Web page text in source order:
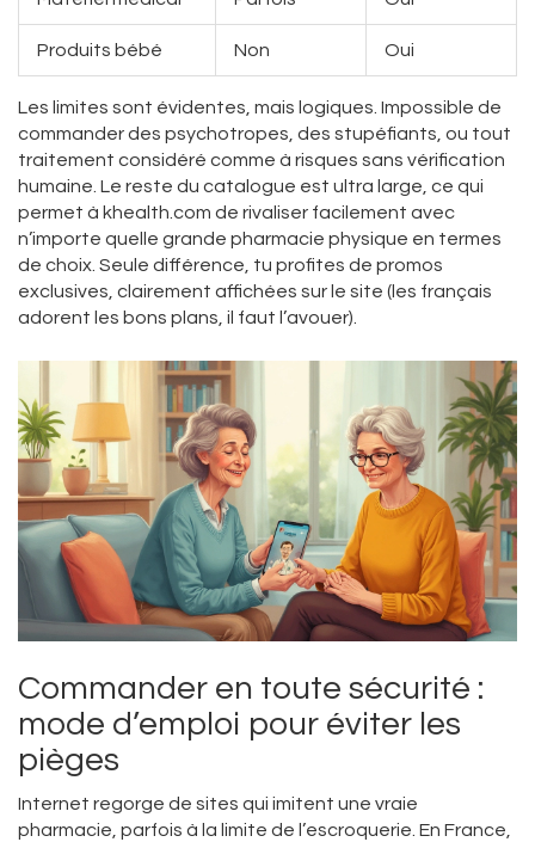
Produits bébé Non Oui
Les limites sont évidentes, mais logiques. Impossible de
commander des psychotropes, des stupéfiants, ou tout
traitement considéré comme à risques sans vérification
humaine. Le reste du catalogue est ultra large, ce qui
permet à khealth.com de rivaliser facilement avec
n’importe quelle grande pharmacie physique en termes
de choix. Seule différence, tu profites de promos
exclusives, clairement affichées sur le site (les français
adorent les bons plans, il faut l’avouer).
Commander en toute sécurité :
mode d’emploi pour éviter les
pièges
Internet regorge de sites qui imitent une vraie
pharmacie, parfois à la limite de l’escroquerie. En France,